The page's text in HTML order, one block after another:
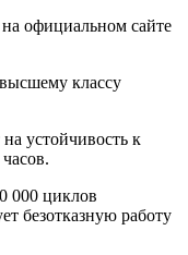
официальном сайте
классу
устойчивость к
000 циклов
безотказную работу